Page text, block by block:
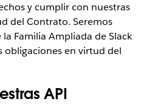
y cumplir con nuestras
del Contrato. Seremos
Familia Ampliada de Slack
obligaciones en virtud del
API